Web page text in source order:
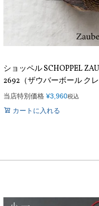
ショッペル SCHOPPEL
2692（ザウバーボール クレ
当店特別価格 ¥3,960税込
カートに入れる